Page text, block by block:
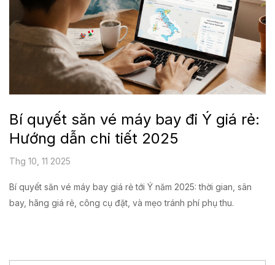
Bí quyết săn vé máy bay đi Ý giá rẻ:
Hướng dẫn chi tiết 2025
Thg 10, 11 2025
Bí quyết săn vé máy bay giá rẻ tới Ý năm 2025: thời gian, sân
bay, hãng giá rẻ, công cụ đặt, và mẹo tránh phí phụ thu.